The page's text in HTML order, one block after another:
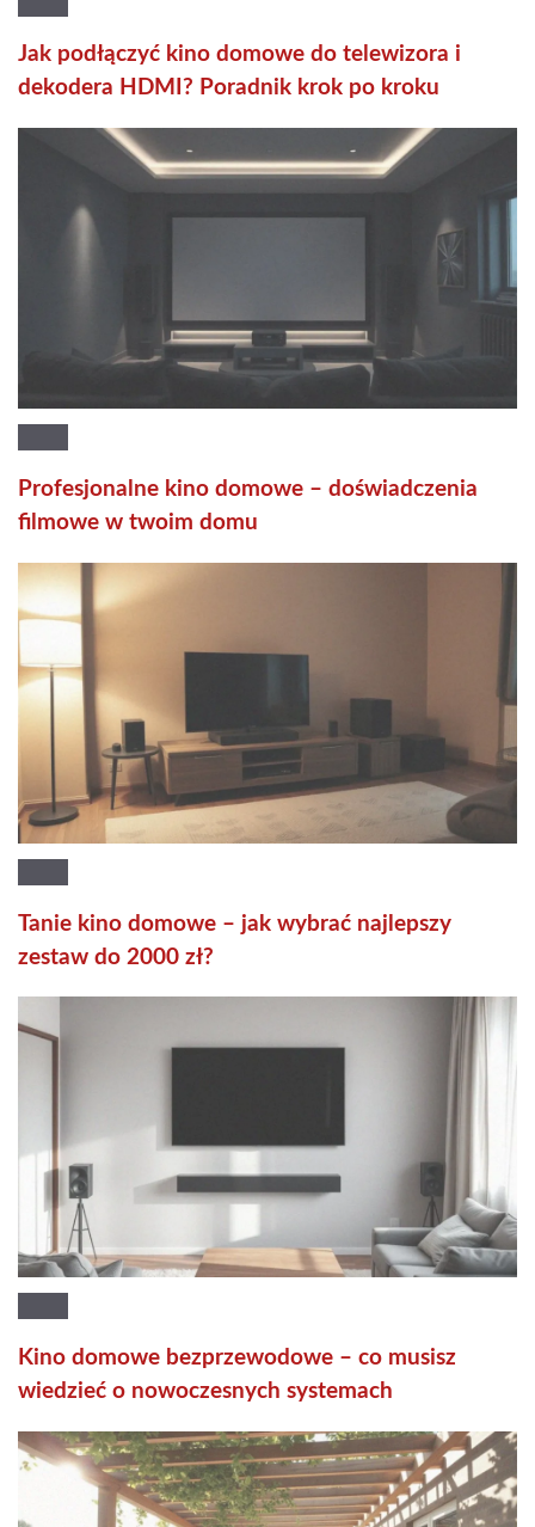
Jak podłączyć kino domowe do telewizora i
dekodera HDMI? Poradnik krok po kroku
Profesjonalne kino domowe – doświadczenia
filmowe w twoim domu
Tanie kino domowe – jak wybrać najlepszy
zestaw do 2000 zł?
Kino domowe bezprzewodowe – co musisz
wiedzieć o nowoczesnych systemach